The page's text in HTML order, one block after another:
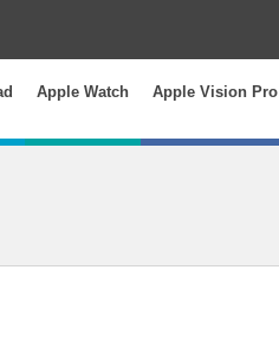
Apple Watch Apple Vision Pro